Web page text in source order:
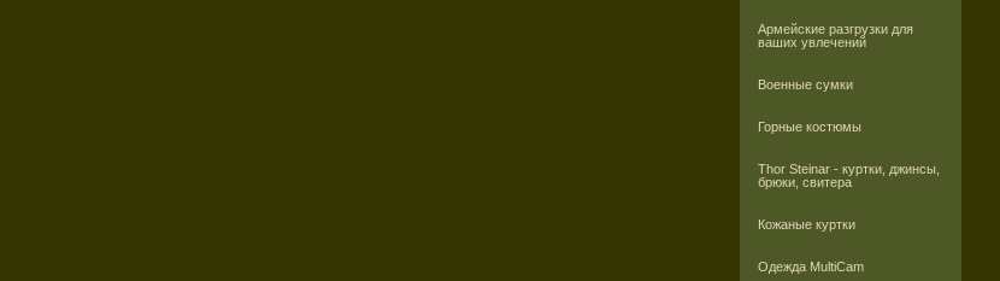
Армейские разгрузки для
ваших увлечений
Военные сумки
Горные костюмы
Thor Steinar - куртки, джинсы,
брюки, свитера
Кожаные куртки
Одежда MultiCam